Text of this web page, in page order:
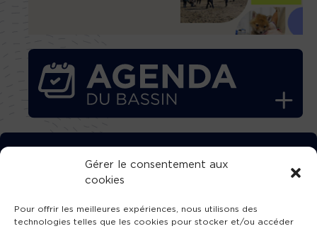
Gérer le consentement aux
cookies
Pour offrir les meilleures expériences, nous utilisons des
technologies telles que les cookies pour stocker et/ou accéder
TÉLÉCHARGEZ GRATUITEMENT
L’APPLICATION TVBA !